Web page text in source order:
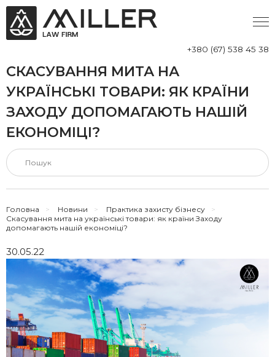
+380 (67) 538 45 38
СКАСУВАННЯ МИТА НА
УКРАЇНСЬКІ ТОВАРИ: ЯК КРАЇНИ
ЗАХОДУ ДОПОМАГАЮТЬ НАШІЙ
ЕКОНОМІЦІ?
Головна > Новини > Практика захисту бізнесу
>
Скасування мита на українські товари: як країни Заходу
допомагають нашій економіці?
30.05.22